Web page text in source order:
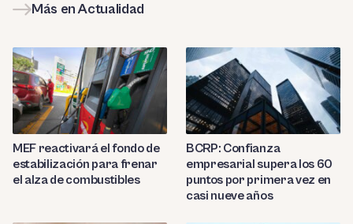
Más en Actualidad
MEF reactivará el fondo de
estabilización para frenar
el alza de combustibles
BCRP: Confianza
empresarial supera los 60
puntos por primera vez en
casi nueve años